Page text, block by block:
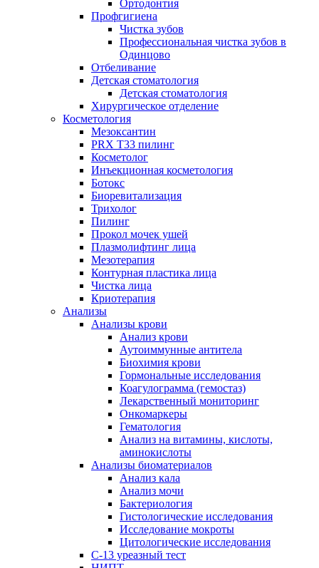
Ортодонтия
Профгигиена
Чистка зубов
Профессиональная чистка зубов в
Одинцово
Отбеливание
Детская стоматология
Детская стоматология
Хирургическое отделение
Косметология
Мезоксантин
PRX T33 пилинг
Косметолог
Инъекционная косметология
Ботокс
Биоревитализация
Трихолог
Пилинг
Прокол мочек ушей
Плазмолифтинг лица
Мезотерапия
Контурная пластика лица
Чистка лица
Криотерапия
Анализы
Анализы крови
Анализ крови
Аутоиммунные антитела
Биохимия крови
Гормональные исследования
Коагулограмма (гемостаз)
Лекарственный мониторинг
Онкомаркеры
Гематология
Анализ на витамины, кислоты,
аминокислоты
Анализы биоматериалов
Анализ кала
Анализ мочи
Бактериология
Гистологические исследования
Исследование мокроты
Цитологические исследования
С-13 уреазный тест